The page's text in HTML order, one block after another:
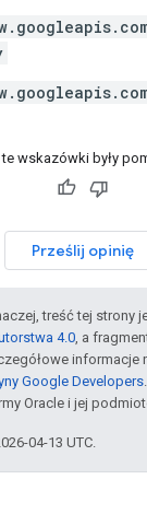
te wskazówki były
Prześlij opinię
treść tej strony
4.0, a
informacje
Google Developers
Oracle i jej
04-13 UTC.